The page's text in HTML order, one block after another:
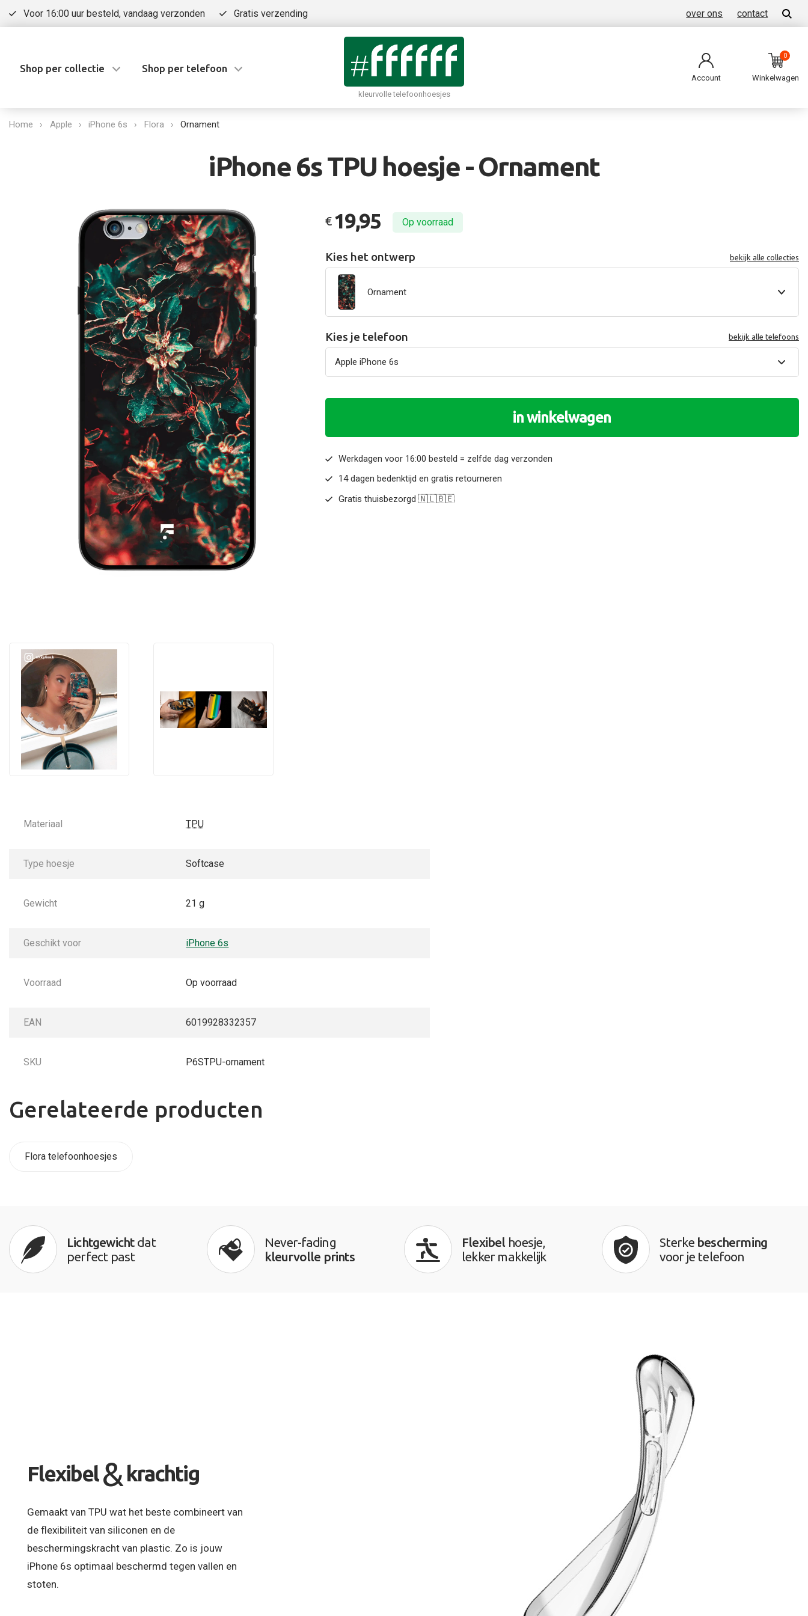
Voor 16:00 uur besteld, vandaag verzonden Gratis verzending over ons contact
Shop per collectie Shop per telefoon
kleurvolle telefoonhoesjes
Account
0
Winkelwagen
Home Apple iPhone 6s Flora Ornament
iPhone 6s TPU hoesje - Ornament
€ 19,95 Op voorraad
Kies het ontwerp bekijk alle collecties
Ornament
Kies je telefoon bekijk alle telefoons
in winkelwagen
Werkdagen voor 16:00 besteld = zelfde dag verzonden
14 dagen bedenktijd en gratis retourneren
Gratis thuisbezorgd 🇳🇱🇧🇪
Materiaal TPU
Type hoesje Softcase
Gewicht 21 g
Geschikt voor iPhone 6s
Voorraad Op voorraad
EAN 6019928332357
SKU P6STPU-ornament
Gerelateerde producten
Flora telefoonhoesjes
Lichtgewichtdat
perfect past
Never-fading
kleurvolle prints
Flexibelhoesje,
lekker makkelijk
Sterke bescherming
voor je telefoon
Flexibel & krachtig
Gemaakt van TPU wat het beste combineert van
de flexibiliteit van siliconen en de
beschermingskracht van plastic. Zo is jouw
iPhone 6s optimaal beschermd tegen vallen en
stoten.